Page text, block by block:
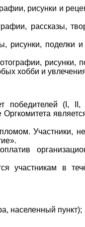
рисунки и
рассказы,
рисунки, поделки
рисунки,
хобби и
победителей (I,
Участники,
участникам в
населенный пункт);